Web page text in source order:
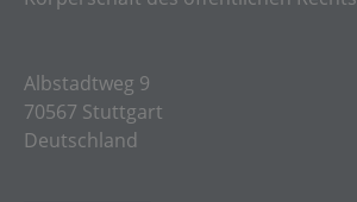
Albstadtweg 9
70567 Stuttgart
Deutschland